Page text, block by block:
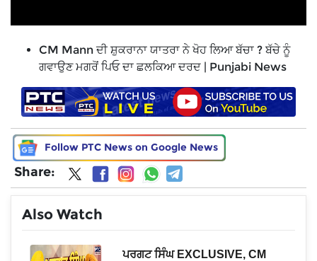
CM Mann ਦੀ ਸ਼ੁਕਰਾਨਾ ਯਾਤਰਾ ਨੇ ਖੋਹ ਲਿਆ ਬੱਚਾ ? ਬੱਚੇ ਨੂੰ
ਗਵਾਉਣ ਮਗਰੋਂ ਪਿਓ ਦਾ ਛਲਕਿਆ ਦਰਦ | Punjabi News
Follow PTC News on Google News
Share:
Also Watch
ਪਰਗਟ ਸਿੰਘ EXCLUSIVE, CM